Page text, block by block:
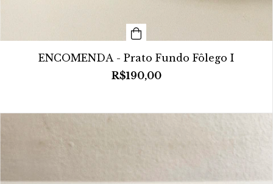
ENCOMENDA - Prato Fundo Fôlego I
R$190,00